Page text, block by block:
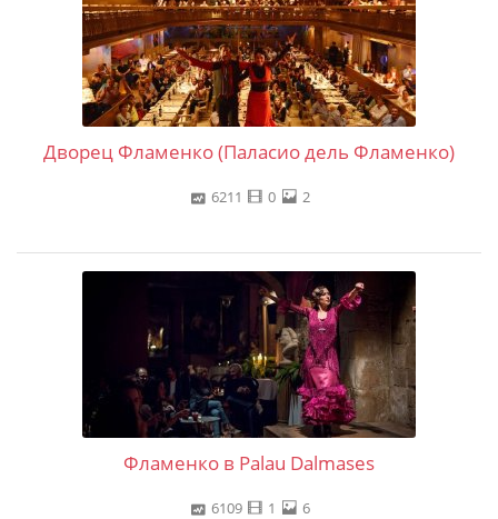
Дворец Фламенко (Паласио дель Фламенко)
6211 0 2
Фламенко в Palau Dalmases
6109 1 6